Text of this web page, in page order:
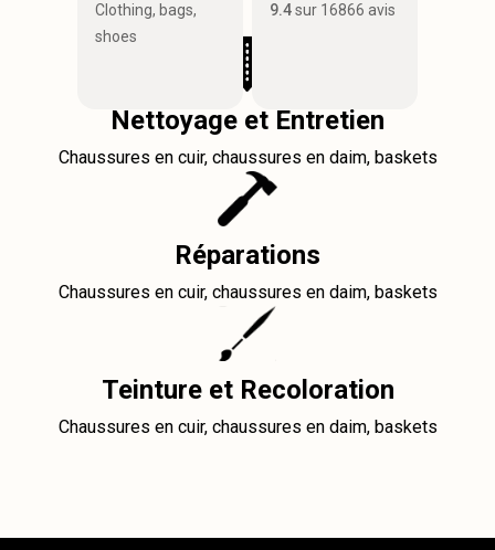
Clothing, bags,
shoes
9.4sur 16866 avis
Nettoyage et Entretien
Chaussures en cuir, chaussures en daim, baskets
Réparations
Chaussures en cuir, chaussures en daim, baskets
Teinture et Recoloration
Chaussures en cuir, chaussures en daim, baskets